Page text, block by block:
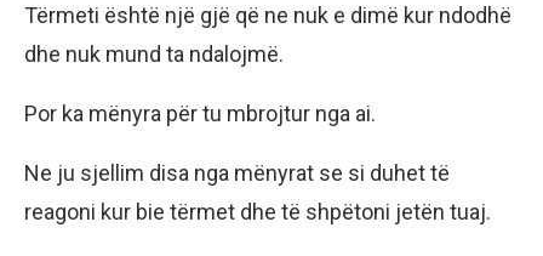
Tërmeti është një gjë që ne nuk e dimë kur ndodhë
dhe nuk mund ta ndalojmë.
Por ka mënyra për tu mbrojtur nga ai.
Ne ju sjellim disa nga mënyrat se si duhet të
reagoni kur bie tërmet dhe të shpëtoni jetën tuaj.